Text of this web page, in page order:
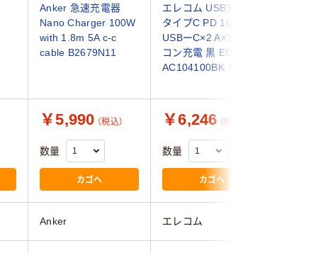
Anker 急速充電器
Nano Charger 100W
with 1.8m 5A c-c
cable B2679N11
エレコム USB充電器
タイプC PD 100W
USBーC×2 A×1 パソ
コン充電 黒 EC-
AC104100BK 1個
￥5,990 （税込）
数量
カゴへ
￥6,246 （税込）
数量
カゴへ
Anker エレコム